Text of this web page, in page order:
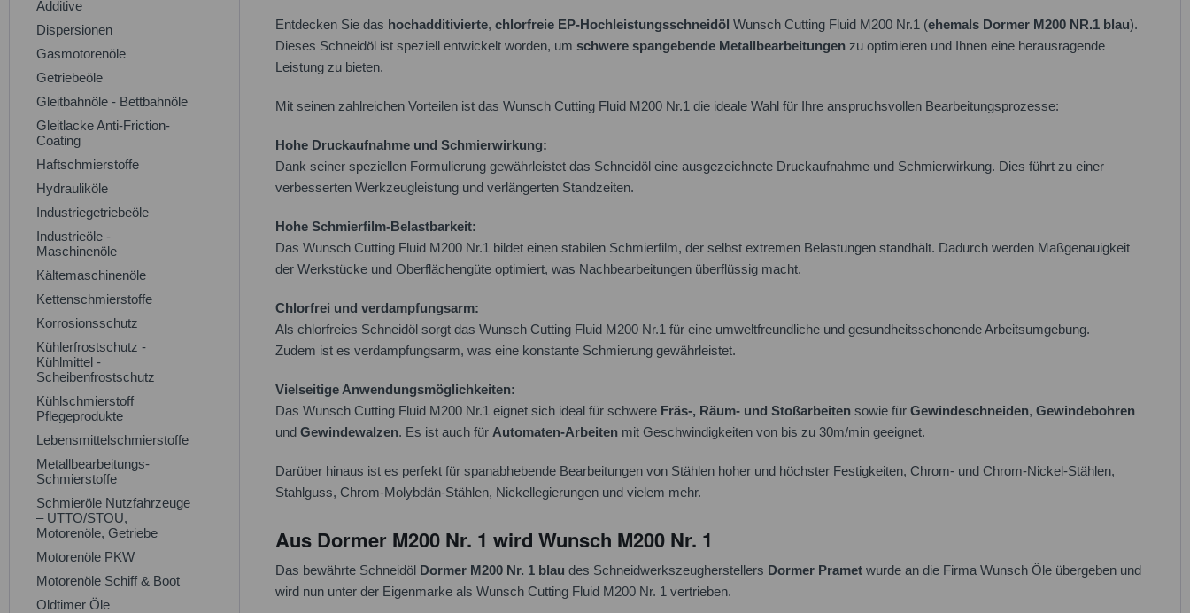
Additive
Dispersionen
Gasmotorenöle
Getriebeöle
Gleitbahnöle - Bettbahnöle
Gleitlacke Anti-Friction-
Coating
Haftschmierstoffe
Hydrauliköle
Industriegetriebeöle
Industrieöle -
Maschinenöle
Kältemaschinenöle
Kettenschmierstoffe
Korrosionsschutz
Kühlerfrostschutz -
Kühlmittel -
Scheibenfrostschutz
Kühlschmierstoff
Pflegeprodukte
Lebensmittelschmierstoffe
Metallbearbeitungs-
Schmierstoffe
Schmieröle Nutzfahrzeuge
– UTTO/STOU,
Motorenöle, Getriebe
Motorenöle PKW
Motorenöle Schiff & Boot
Oldtimer Öle
Entdecken Sie das hochadditivierte, chlorfreie EP-Hochleistungsschneidöl Wunsch Cutting Fluid M200 Nr.1 (ehemals Dormer M200 NR.1 blau).
Dieses Schneidöl ist speziell entwickelt worden, um schwere spangebende Metallbearbeitungen zu optimieren und Ihnen eine herausragende
Leistung zu bieten.
Mit seinen zahlreichen Vorteilen ist das Wunsch Cutting Fluid M200 Nr.1 die ideale Wahl für Ihre anspruchsvollen Bearbeitungsprozesse:
Hohe Druckaufnahme und Schmierwirkung:
Dank seiner speziellen Formulierung gewährleistet das Schneidöl eine ausgezeichnete Druckaufnahme und Schmierwirkung. Dies führt zu einer
verbesserten Werkzeugleistung und verlängerten Standzeiten.
Hohe Schmierfilm-Belastbarkeit:
Das Wunsch Cutting Fluid M200 Nr.1 bildet einen stabilen Schmierfilm, der selbst extremen Belastungen standhält. Dadurch werden Maßgenauigkeit
der Werkstücke und Oberflächengüte optimiert, was Nachbearbeitungen überflüssig macht.
Chlorfrei und verdampfungsarm:
Als chlorfreies Schneidöl sorgt das Wunsch Cutting Fluid M200 Nr.1 für eine umweltfreundliche und gesundheitsschonende Arbeitsumgebung.
Zudem ist es verdampfungsarm, was eine konstante Schmierung gewährleistet.
Vielseitige Anwendungsmöglichkeiten:
Das Wunsch Cutting Fluid M200 Nr.1 eignet sich ideal für schwere Fräs-, Räum- und Stoßarbeiten sowie für Gewindeschneiden, Gewindebohren
und Gewindewalzen. Es ist auch für Automaten-Arbeiten mit Geschwindigkeiten von bis zu 30m/min geeignet.
Darüber hinaus ist es perfekt für spanabhebende Bearbeitungen von Stählen hoher und höchster Festigkeiten, Chrom- und Chrom-Nickel-Stählen,
Stahlguss, Chrom-Molybdän-Stählen, Nickellegierungen und vielem mehr.
Aus Dormer M200 Nr. 1 wird Wunsch M200 Nr. 1
Das bewährte Schneidöl Dormer M200 Nr. 1 blau des Schneidwerkszeugherstellers Dormer Pramet wurde an die Firma Wunsch Öle übergeben und
wird nun unter der Eigenmarke als Wunsch Cutting Fluid M200 Nr. 1 vertrieben.